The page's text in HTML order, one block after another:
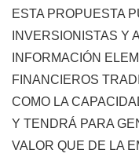
ESTA PROPUESTA
INVERSIONISTAS Y
INFORMACIÓN
FINANCIEROS
COMO LA
Y TENDRÁ PARA
VALOR QUE DE LA